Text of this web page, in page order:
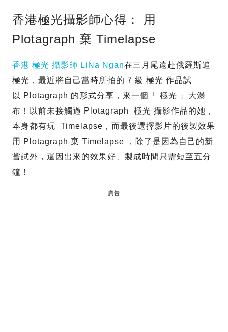
香港極光攝影師心得： 用
Plotagraph 棄 Timelapse
香港 極光 攝影師 LiNa Ngan在三月尾遠赴俄羅斯追
極光，最近將自己當時所拍的 7 級 極光 作品試
以 Plotagraph 的形式分享，來一個「 極光 」大瀑
布！以前未接觸過 Plotagraph 極光 攝影作品的她，
本身都有玩 Timelapse，而最後選擇影片的後製效果
用 Plotagraph 棄 Timelapse ，除了是因為自己的新
嘗試外，還因出來的效果好、製成時間只需短至五分
鐘！
廣告